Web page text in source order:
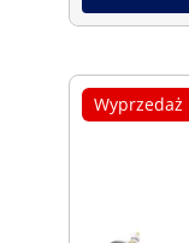
Wyprzedaż